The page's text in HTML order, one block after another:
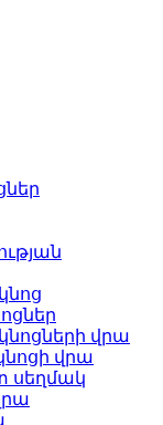
վրա
վրա
սեղմակ